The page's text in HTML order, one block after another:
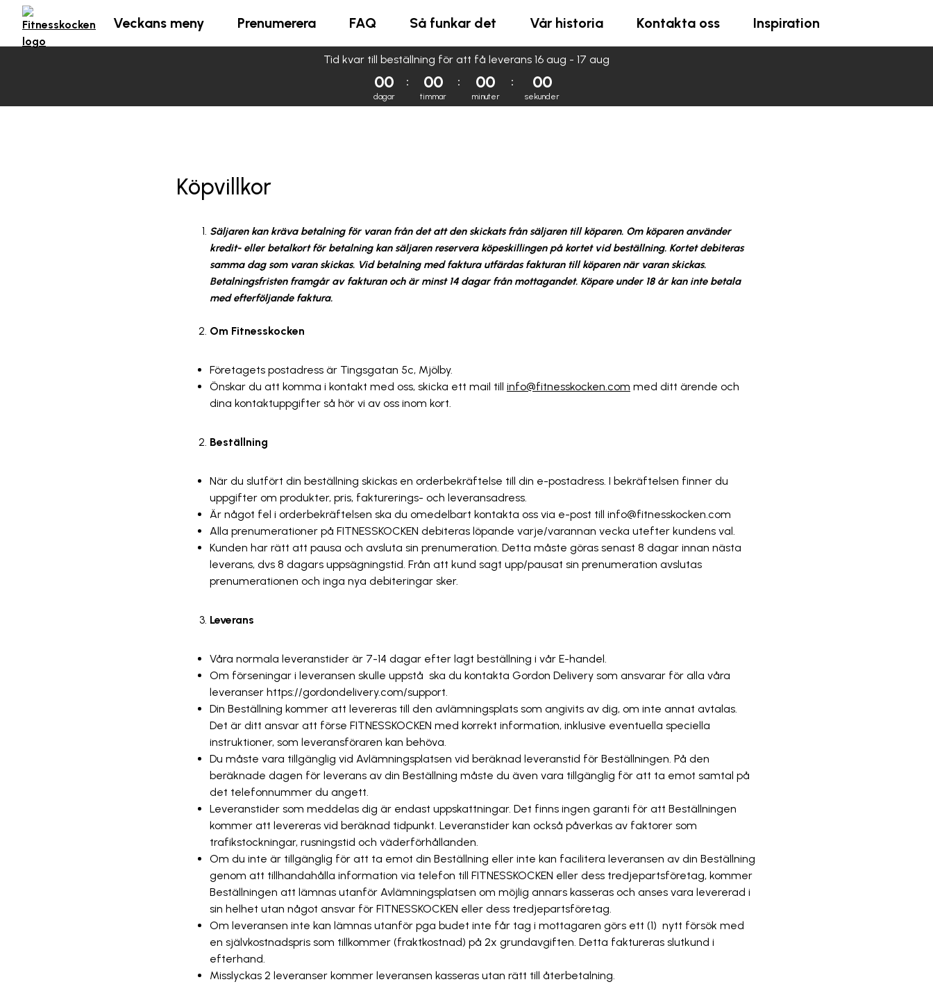
Veckans meny Prenumerera FAQ Så funkar det Vår historia Kontakta oss Inspiration
Tid kvar till beställning för att få leverans 16 aug - 17 aug
00
dagar
00
timmar
00
minuter
00
sekunder
Köpvillkor
Säljaren kan kräva betalning för varan från det att den skickats från säljaren till köparen. Om köparen använder
kredit- eller betalkort för betalning kan säljaren reservera köpeskillingen på kortet vid beställning. Kortet debiteras
samma dag som varan skickas. Vid betalning med faktura utfärdas fakturan till köparen när varan skickas.
Betalningsfristen framgår av fakturan och är minst 14 dagar från mottagandet. Köpare under 18 år kan inte betala
med efterföljande faktura.
Om Fitnesskocken
Företagets postadress är Tingsgatan 5c, Mjölby.
Önskar du att komma i kontakt med oss, skicka ett mail till info@fitnesskocken.com med ditt ärende och
dina kontaktuppgifter så hör vi av oss inom kort.
Beställning
När du slutfört din beställning skickas en orderbekräftelse till din e-postadress. I bekräftelsen finner du
uppgifter om produkter, pris, fakturerings- och leveransadress.
Är något fel i orderbekräftelsen ska du omedelbart kontakta oss via e-post till info@fitnesskocken.com
Alla prenumerationer på FITNESSKOCKEN debiteras löpande varje/varannan vecka utefter kundens val.
Kunden har rätt att pausa och avsluta sin prenumeration. Detta måste göras senast 8 dagar innan nästa
leverans, dvs 8 dagars uppsägningstid. Från att kund sagt upp/pausat sin prenumeration avslutas
prenumerationen och inga nya debiteringar sker.
Leverans
Våra normala leveranstider är 7-14 dagar efter lagt beställning i vår E-handel.
Om förseningar i leveransen skulle uppstå ska du kontakta Gordon Delivery som ansvarar för alla våra
leveranser https://gordondelivery.com/support.
Din Beställning kommer att levereras till den avlämningsplats som angivits av dig, om inte annat avtalas.
Det är ditt ansvar att förse FITNESSKOCKEN med korrekt information, inklusive eventuella speciella
instruktioner, som leveransföraren kan behöva.
Du måste vara tillgänglig vid Avlämningsplatsen vid beräknad leveranstid för Beställningen. På den
beräknade dagen för leverans av din Beställning måste du även vara tillgänglig för att ta emot samtal på
det telefonnummer du angett.
Leveranstider som meddelas dig är endast uppskattningar. Det finns ingen garanti för att Beställningen
kommer att levereras vid beräknad tidpunkt. Leveranstider kan också påverkas av faktorer som
trafikstockningar, rusningstid och väderförhållanden.
Om du inte är tillgänglig för att ta emot din Beställning eller inte kan facilitera leveransen av din Beställning
genom att tillhandahålla information via telefon till FITNESSKOCKEN eller dess tredjepartsföretag, kommer
Beställningen att lämnas utanför Avlämningsplatsen om möjlig annars kasseras och anses vara levererad i
sin helhet utan något ansvar för FITNESSKOCKEN eller dess tredjepartsföretag.
Om leveransen inte kan lämnas utanför pga budet inte får tag i mottagaren görs ett (1) nytt försök med
en självkostnadspris som tillkommer (fraktkostnad) på 2x grundavgiften. Detta faktureras slutkund i
efterhand.
Misslyckas 2 leveranser kommer leveransen kasseras utan rätt till återbetalning.